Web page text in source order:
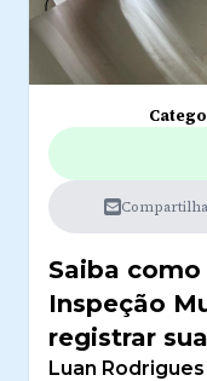
Saiba
Inspeção
registrar
Luan Rodrigues